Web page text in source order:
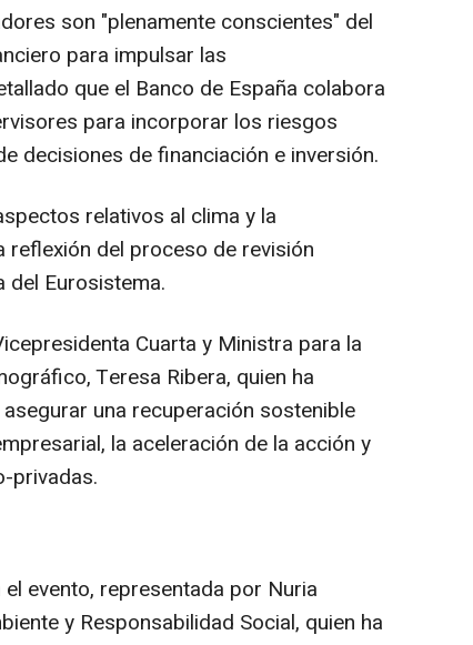
son "plenamente conscientes" del
para impulsar las
que el Banco de España colabora
para incorporar los riesgos
decisiones de financiación e inversión.
relativos al clima y la
del proceso de revisión
del Eurosistema.
Cuarta y Ministra para la
Teresa Ribera, quien ha
una recuperación sostenible
la aceleración de la acción y
privadas.
evento, representada por Nuria
y Responsabilidad Social, quien ha